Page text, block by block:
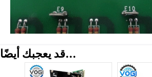
قد يعجبك أيضًا...